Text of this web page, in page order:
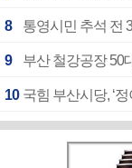
8 통영시민 추석 전
9 부산 철강공장 50
10